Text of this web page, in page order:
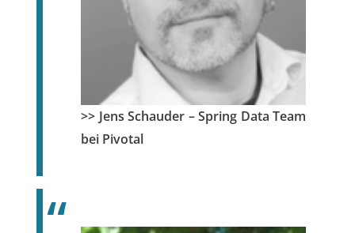
>> Jens Schauder – Spring Data Team
bei Pivotal